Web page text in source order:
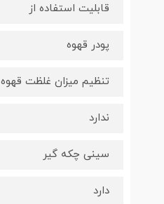
قابلیت استفاده از
پودر قهوه
تنظیم میزان غلظت قهوه
ندارد
سینی چکه گیر
دارد